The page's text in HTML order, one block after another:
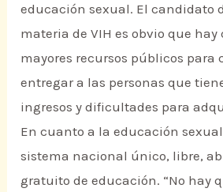
educación sexual. El candidato
materia de VIH es obvio que
mayores recursos públicos para
entregar a las personas que
ingresos y dificultades para
En cuanto a la educación
sistema nacional único, libre,
gratuito de educación. “No hay